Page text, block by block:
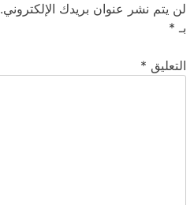
لن يتم نشر عنوان بريدك الإلكتروني.
بـ *
التعليق *